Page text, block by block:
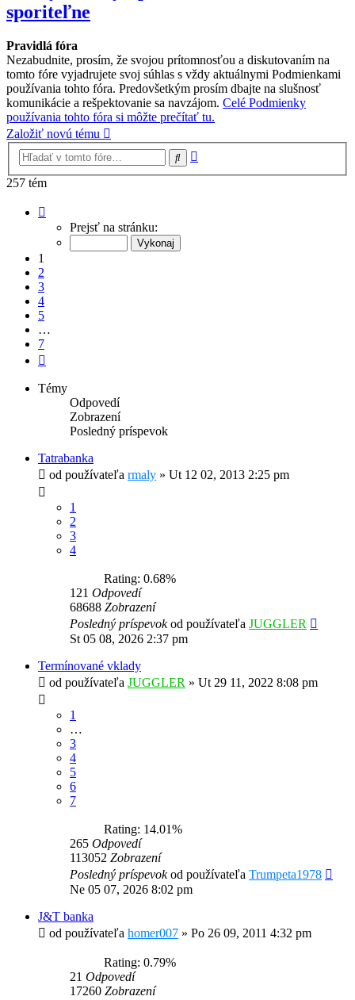
sporiteľne
Pravidlá fóra
Nezabudnite, prosím, že svojou prítomnosťou a diskutovaním na
tomto fóre vyjadrujete svoj súhlas s vždy aktuálnymi Podmienkami
používania tohto fóra. Predovšetkým prosím dbajte na slušnosť
komunikácie a rešpektovanie sa navzájom. Celé Podmienky
používania tohto fóra si môžte prečítať tu.
Založiť novú tému
Hľadať
257 tém
Prejsť na stránku:
1
2
3
4
5
…
7
Témy
Odpovedí
Zobrazení
Posledný príspevok
Tatrabanka
od používateľa rmaly » Ut 12 02, 2013 2:25 pm
1
2
3
4
Rating: 0.68%
121 Odpovedí
68688 Zobrazení
Posledný príspevokod používateľa JUGGLER
St 05 08, 2026 2:37 pm
Termínované vklady
od používateľa JUGGLER » Ut 29 11, 2022 8:08 pm
1
…
3
4
5
6
7
Rating: 14.01%
265 Odpovedí
113052 Zobrazení
Posledný príspevokod používateľa Trumpeta1978
Ne 05 07, 2026 8:02 pm
J&T banka
od používateľa homer007 » Po 26 09, 2011 4:32 pm
Rating: 0.79%
21 Odpovedí
17260 Zobrazení